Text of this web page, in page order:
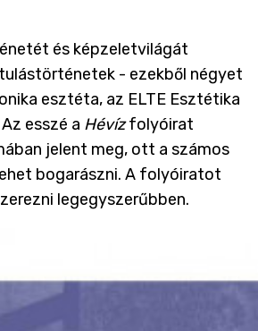
és képzeletvilágát
- ezekből négyet
esztéta, az ELTE Esztétika
esszé a Hévízfolyóirat
jelent meg, ott a számos
bogarászni. A folyóiratot
legegyszerűbben.